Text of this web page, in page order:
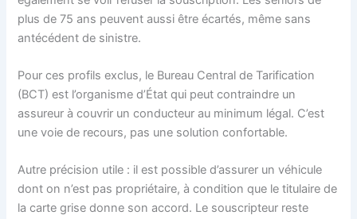
plus de 75 ans peuvent aussi être écartés, même sans
antécédent de sinistre.
Pour ces profils exclus, le Bureau Central de Tarification
(BCT) est l’organisme d’État qui peut contraindre un
assureur à couvrir un conducteur au minimum légal. C’est
une voie de recours, pas une solution confortable.
Autre précision utile : il est possible d’assurer un véhicule
dont on n’est pas propriétaire, à condition que le titulaire de
la carte grise donne son accord. Le souscripteur reste